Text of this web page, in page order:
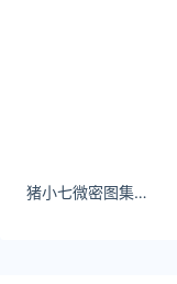
猪小七微密图集 她们尺度之大，让人瞠目结舌。